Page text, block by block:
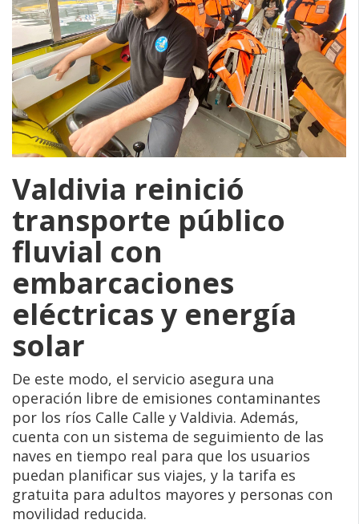
Valdivia reinició
transporte público
fluvial con
embarcaciones
eléctricas y energía
solar
De este modo, el servicio asegura una
operación libre de emisiones contaminantes
por los ríos Calle Calle y Valdivia. Además,
cuenta con un sistema de seguimiento de las
naves en tiempo real para que los usuarios
puedan planificar sus viajes, y la tarifa es
gratuita para adultos mayores y personas con
movilidad reducida.